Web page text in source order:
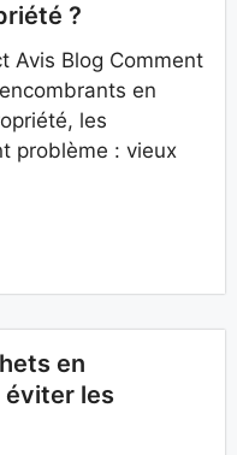
?
Avis Blog Comment
en
les
problème : vieux
en
les